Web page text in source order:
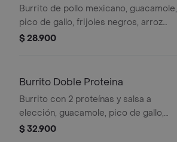
Burrito de pollo mexicano, guacamole,
pico de gallo, frijoles negros, arroz
achiote, lechuga y queso.
$ 28.900
Burrito Doble Proteina
Burrito con 2 proteínas y salsa a
elección, guacamole, pico de gallo,
frijoles negros, arroz achiote, lechuga
$ 32.900